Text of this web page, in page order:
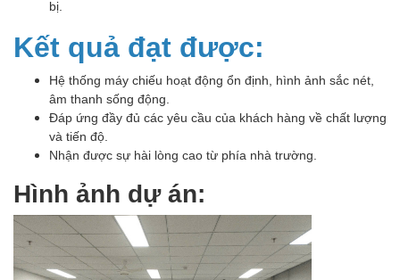
bị.
Kết quả đạt được:
Hệ thống máy chiếu hoạt động ổn định, hình ảnh sắc nét,
âm thanh sống động.
Đáp ứng đầy đủ các yêu cầu của khách hàng về chất lượng
và tiến độ.
Nhận được sự hài lòng cao từ phía nhà trường.
Hình ảnh dự án: